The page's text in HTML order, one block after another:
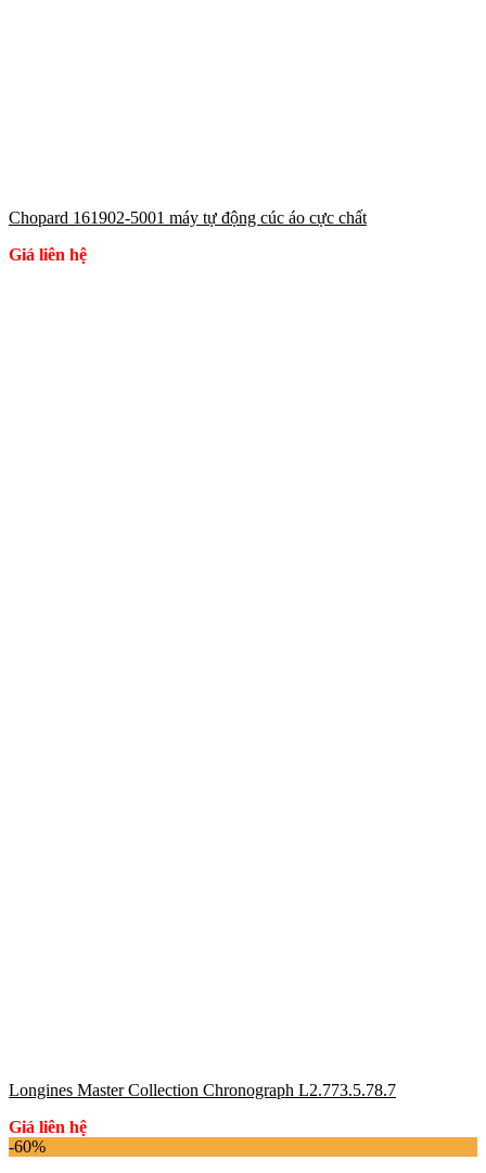
Chopard 161902-5001 máy tự động cúc áo cực chất
Giá liên hệ
Longines Master Collection Chronograph L2.773.5.78.7
Giá liên hệ
-60%